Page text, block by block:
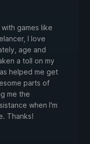
games like
I love
age and
a toll on my
helped me get
parts of
me the
when I'm
Thanks!